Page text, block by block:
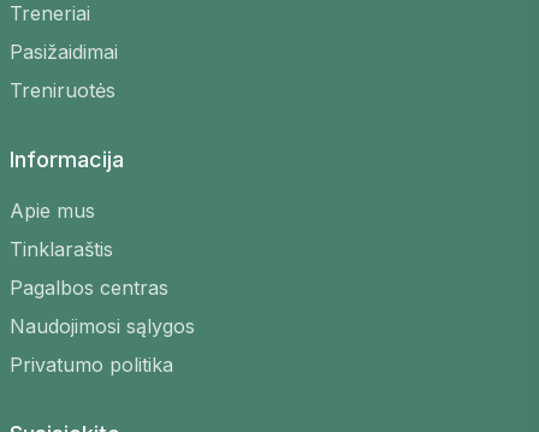
Treneriai
Pasižaidimai
Treniruotės
Informacija
Apie mus
Tinklaraštis
Pagalbos centras
Naudojimosi sąlygos
Privatumo politika